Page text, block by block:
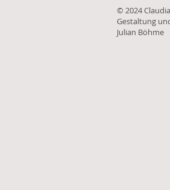
© 2024
Gestaltung
Julian Böhme